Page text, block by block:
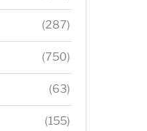
(287)
(750)
(63)
(155)